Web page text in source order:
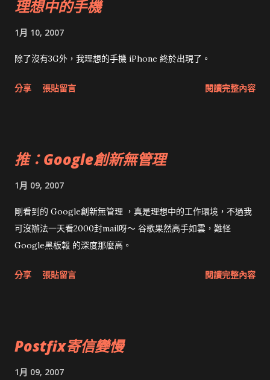
企業，絕對不會在一年內導入的。要1G RAM才能順利執行，舊
是假，至少不是台灣（全台都還沒出貨吧？噗） Update: 英政府
連通微軟資料庫 Oracle確實很棒，但是愈來愈受到MS SQL
。 無名7億賣雅虎 創業引爭議 終於有人腦筋清醒了 網路殭屍軍
上網，最好換成用Mac或Linux、FreeBSD。 三星NB燃料電池
可連續使用5周 沒提到價錢...如果加95%藥用酒精就能用，貴一點
也無所謂
理想中的手機
1月 10, 2007
除了沒有3G外，我理想的手機 iPhone 終於出現了。
分享 張貼留言 閱讀完整內容
推：Google創新無管理
1月 09, 2007
剛看到的 Google創新無管理 ，真是理想中的工作環境，不過我
可沒辦法一天看2000封mail呀～ 谷歌果然高手如雲，難怪
Google黑板報 的深度那麼高。
分享 張貼留言 閱讀完整內容
Postfix寄信變慢
1月 09, 2007